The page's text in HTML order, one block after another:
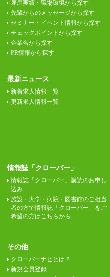
雇用実績・職場環境から探す
先輩からのメッセージから探す
セミナー・イベント情報から探す
チェックポイントから探す
企業名から探す
PR情報から探す
最新ニュース
新着求人情報一覧
更新求人情報一覧
情報誌「クローバー」
情報誌「クローバー」購読のお申し
込み
施設・大学・病院・図書館のご担当
者の方で情報誌「クローバー」をご
希望の方はこちらから
その他
クローバーナビとは？
新規会員登録